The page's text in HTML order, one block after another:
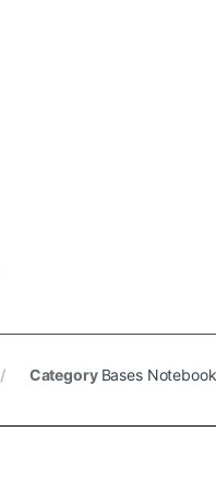
Category Bases Notebook